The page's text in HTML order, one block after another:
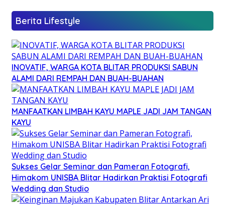
Berita Lifestyle
INOVATIF, WARGA KOTA BLITAR PRODUKSI SABUN
ALAMI DARI REMPAH DAN BUAH-BUAHAN
MANFAATKAN LIMBAH KAYU MAPLE JADI JAM TANGAN
KAYU
Sukses Gelar Seminar dan Pameran Fotografi,
Himakom UNISBA Blitar Hadirkan Praktisi Fotografi
Wedding dan Studio